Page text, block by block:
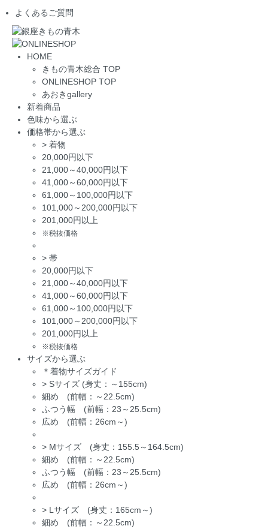
よくあるご質問
HOME
きもの青木総合 TOP
ONLINESHOP TOP
あおきgallery
新着商品
色味から選ぶ
価格帯から選ぶ
> 着物
20,000円以下
21,000～40,000円以下
41,000～60,000円以下
61,000～100,000円以下
101,000～200,000円以下
201,000円以上
※税抜価格
> 帯
20,000円以下
21,000～40,000円以下
41,000～60,000円以下
61,000～100,000円以下
101,000～200,000円以下
201,000円以上
※税抜価格
サイズから選ぶ
＊着物サイズガイド
> Sサイズ (身丈：～155cm)
細め (前幅：～22.5cm)
ふつう幅 (前幅：23～25.5cm)
広め (前幅：26cm～)
> Mサイズ (身丈：155.5～164.5cm)
細め (前幅：～22.5cm)
ふつう幅 (前幅：23～25.5cm)
広め (前幅：26cm～)
> Lサイズ (身丈：165cm～)
細め (前幅：～22.5cm)